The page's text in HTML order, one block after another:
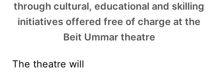
through cultural, educational and skilling
initiatives offered free of charge at the
Beit Ummar theatre
The theatre will